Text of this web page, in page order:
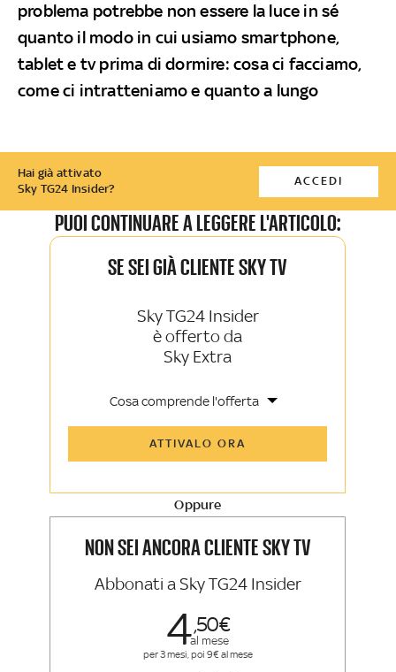
problema potrebbe non essere la luce in sé
quanto il modo in cui usiamo smartphone,
tablet e tv prima di dormire: cosa ci facciamo,
come ci intratteniamo e quanto a lungo
Hai già attivato
Sky TG24 Insider?
ACCEDI
PUOI CONTINUARE A LEGGERE L'ARTICOLO:
SE SEI GIÀ CLIENTE SKY TV
Sky TG24 Insider
è offerto da
Sky Extra
Cosa comprende l'offerta
Sky Sport Insider
La newsletter esclusiva di Sky TG24
ATTIVALO ORA
Oppure
NON SEI ANCORA CLIENTE SKY TV
Abbonati a Sky TG24 Insider
450
al mese
per 3 mesi, poi 9€ al mese